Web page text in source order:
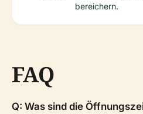
bereichern.
FAQ
Q: Was sind die